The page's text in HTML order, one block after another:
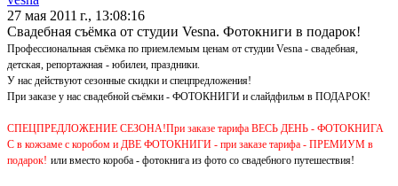
27 мая 2011 г., 13:08:16
Свадебная съёмка от студии Vesna. Фотокниги в подарок!
Профессиональная съёмка по приемлемым ценам от студии Vesna - свадебная,
детская, репортажная - юбилеи, праздники.
У нас действуют сезонные скидки и спецпредложения!
При заказе у нас свадебной съёмки - ФОТОКНИГИ и слайдфильм в ПОДАРОК!
СПЕЦПРЕДЛОЖЕНИЕ СЕЗОНА!При заказе тарифа ВЕСЬ ДЕНЬ - ФОТОКНИГА
С в кожзаме с коробом и ДВЕ ФОТОКНИГИ - при заказе тарифа - ПРЕМИУМ в
подарок! или вместо короба - фотокнига из фото со свадебного путешествия!